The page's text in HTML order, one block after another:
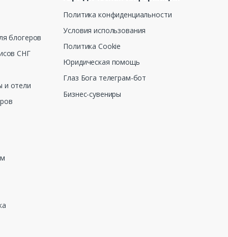
блогеров
СНГ
и отели
Политика конфиденциальности
Условия использования
Политика Cookie
Юридическая помощь
Глаз Бога телеграм-бот
Бизнес-сувениры